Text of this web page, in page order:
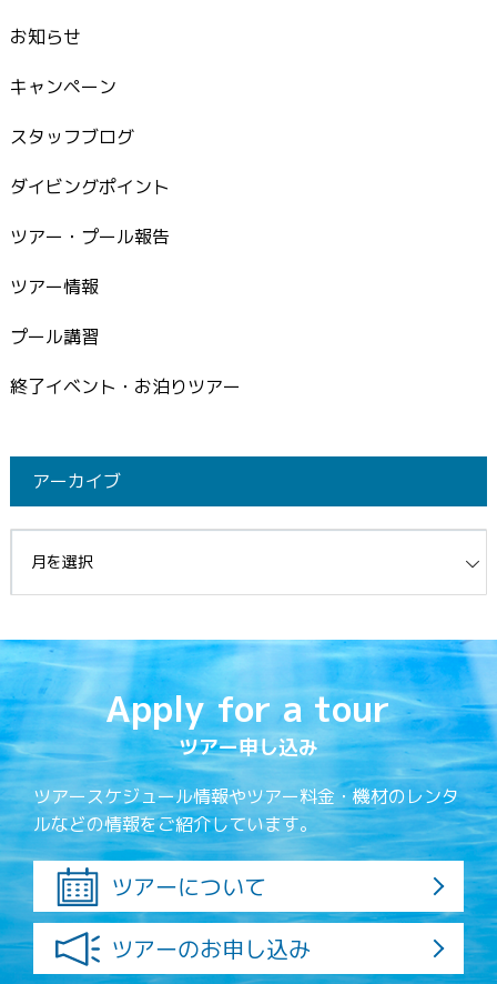
お知らせ
キャンペーン
スタッフブログ
ダイビングポイント
ツアー・プール報告
ツアー情報
プール講習
終了イベント・お泊りツアー
アーカイブ
Apply for a tour
ツアー申し込み
ツアースケジュール情報やツアー料金・機材のレンタ
ルなどの情報をご紹介しています。
ツアーについて
ツアーのお申し込み